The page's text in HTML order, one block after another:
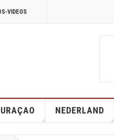
VIDEOS
NEDERLAND